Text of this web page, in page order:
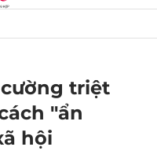
triệt
"ẩn
hội